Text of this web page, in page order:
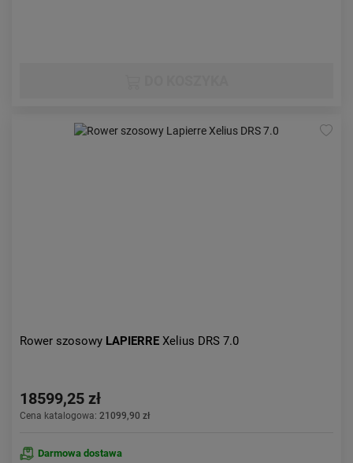
Rower szosowy LAPIERRE Xelius DRS 7.0
18599,25 zł
Cena katalogowa: 21099,90 zł
Darmowa dostawa